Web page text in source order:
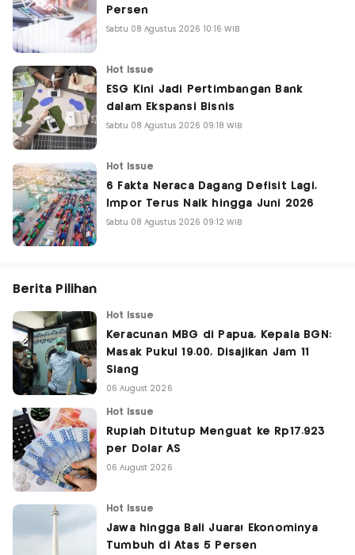
Persen
Sabtu 08 Agustus 2026 10:16 WIB
Hot Issue
ESG Kini Jadi Pertimbangan Bank
dalam Ekspansi Bisnis
Sabtu 08 Agustus 2026 09:18 WIB
Hot Issue
6 Fakta Neraca Dagang Defisit Lagi,
Impor Terus Naik hingga Juni 2026
Sabtu 08 Agustus 2026 09:12 WIB
Berita Pilihan
Hot Issue
Keracunan MBG di Papua, Kepala BGN:
Masak Pukul 19.00, Disajikan Jam 11
Siang
06 August 2026
Hot Issue
Rupiah Ditutup Menguat ke Rp17.923
per Dolar AS
06 August 2026
Hot Issue
Jawa hingga Bali Juara! Ekonominya
Tumbuh di Atas 5 Persen